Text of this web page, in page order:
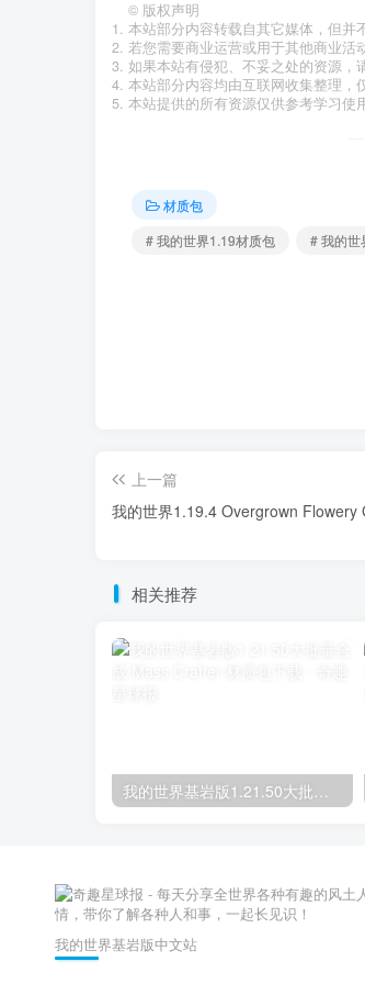
© 版权声明
本站部分内容转载自其它媒体，但并
若您需要商业运营或用于其他商业活
如果本站有侵犯、不妥之处的资源，
本站部分内容均由互联网收集整理，
本站提供的所有资源仅供参考学习使
材质包
# 我的世界1.19材质包
# 我的世
上一篇
我的世界1.19.4 Overgrown Flowery
相关推荐
我的世界基岩版1.21.50大批量合成 Mass Crafter 材质包下载
我的世界基岩版中文站